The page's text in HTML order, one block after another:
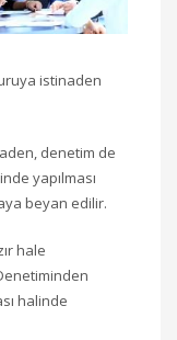
istinaden
denetim de
yapılması
beyan edilir.
hale
halinde